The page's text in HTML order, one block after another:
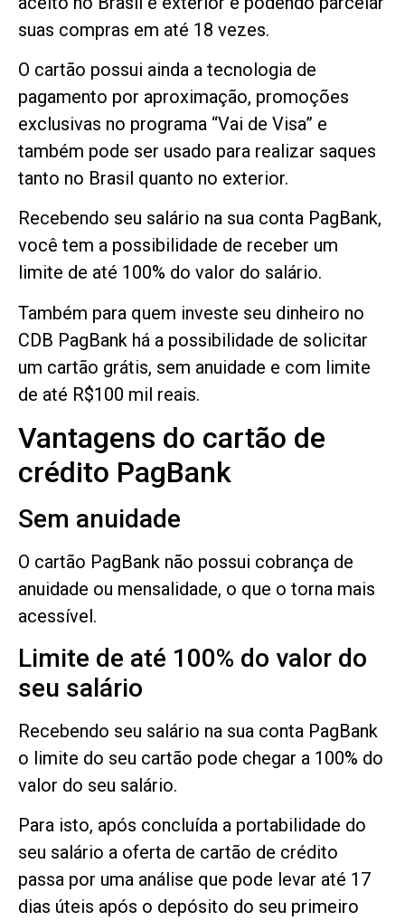
suas compras em até 18 vezes.
O cartão possui ainda a tecnologia de
pagamento por aproximação, promoções
exclusivas no programa “Vai de Visa” e
também pode ser usado para realizar saques
tanto no Brasil quanto no exterior.
Recebendo seu salário na sua conta PagBank,
você tem a possibilidade de receber um
limite de até 100% do valor do salário.
Também para quem investe seu dinheiro no
CDB PagBank há a possibilidade de solicitar
um cartão grátis, sem anuidade e com limite
de até R$100 mil reais.
Vantagens do cartão de
crédito PagBank
Sem anuidade
O cartão PagBank não possui cobrança de
anuidade ou mensalidade, o que o torna mais
acessível.
Limite de até 100% do valor do
seu salário
Recebendo seu salário na sua conta PagBank
o limite do seu cartão pode chegar a 100% do
valor do seu salário.
Para isto, após concluída a portabilidade do
seu salário a oferta de cartão de crédito
passa por uma análise que pode levar até 17
dias úteis após o depósito do seu primeiro